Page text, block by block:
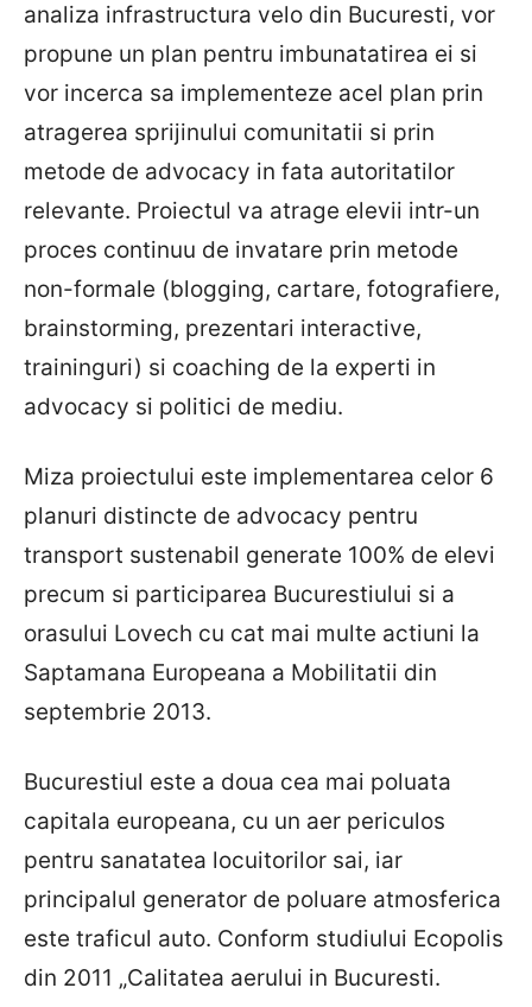
analiza infrastructura velo din Bucuresti, vor
propune un plan pentru imbunatatirea ei si
vor incerca sa implementeze acel plan prin
atragerea sprijinului comunitatii si prin
metode de advocacy in fata autoritatilor
relevante. Proiectul va atrage elevii intr-un
proces continuu de invatare prin metode
non-formale (blogging, cartare, fotografiere,
brainstorming, prezentari interactive,
traininguri) si coaching de la experti in
advocacy si politici de mediu.
Miza proiectului este implementarea celor 6
planuri distincte de advocacy pentru
transport sustenabil generate 100% de elevi
precum si participarea Bucurestiului si a
orasului Lovech cu cat mai multe actiuni la
Saptamana Europeana a Mobilitatii din
septembrie 2013.
Bucurestiul este a doua cea mai poluata
capitala europeana, cu un aer periculos
pentru sanatatea locuitorilor sai, iar
principalul generator de poluare atmosferica
este traficul auto. Conform studiului Ecopolis
din 2011 „Calitatea aerului in Bucuresti.